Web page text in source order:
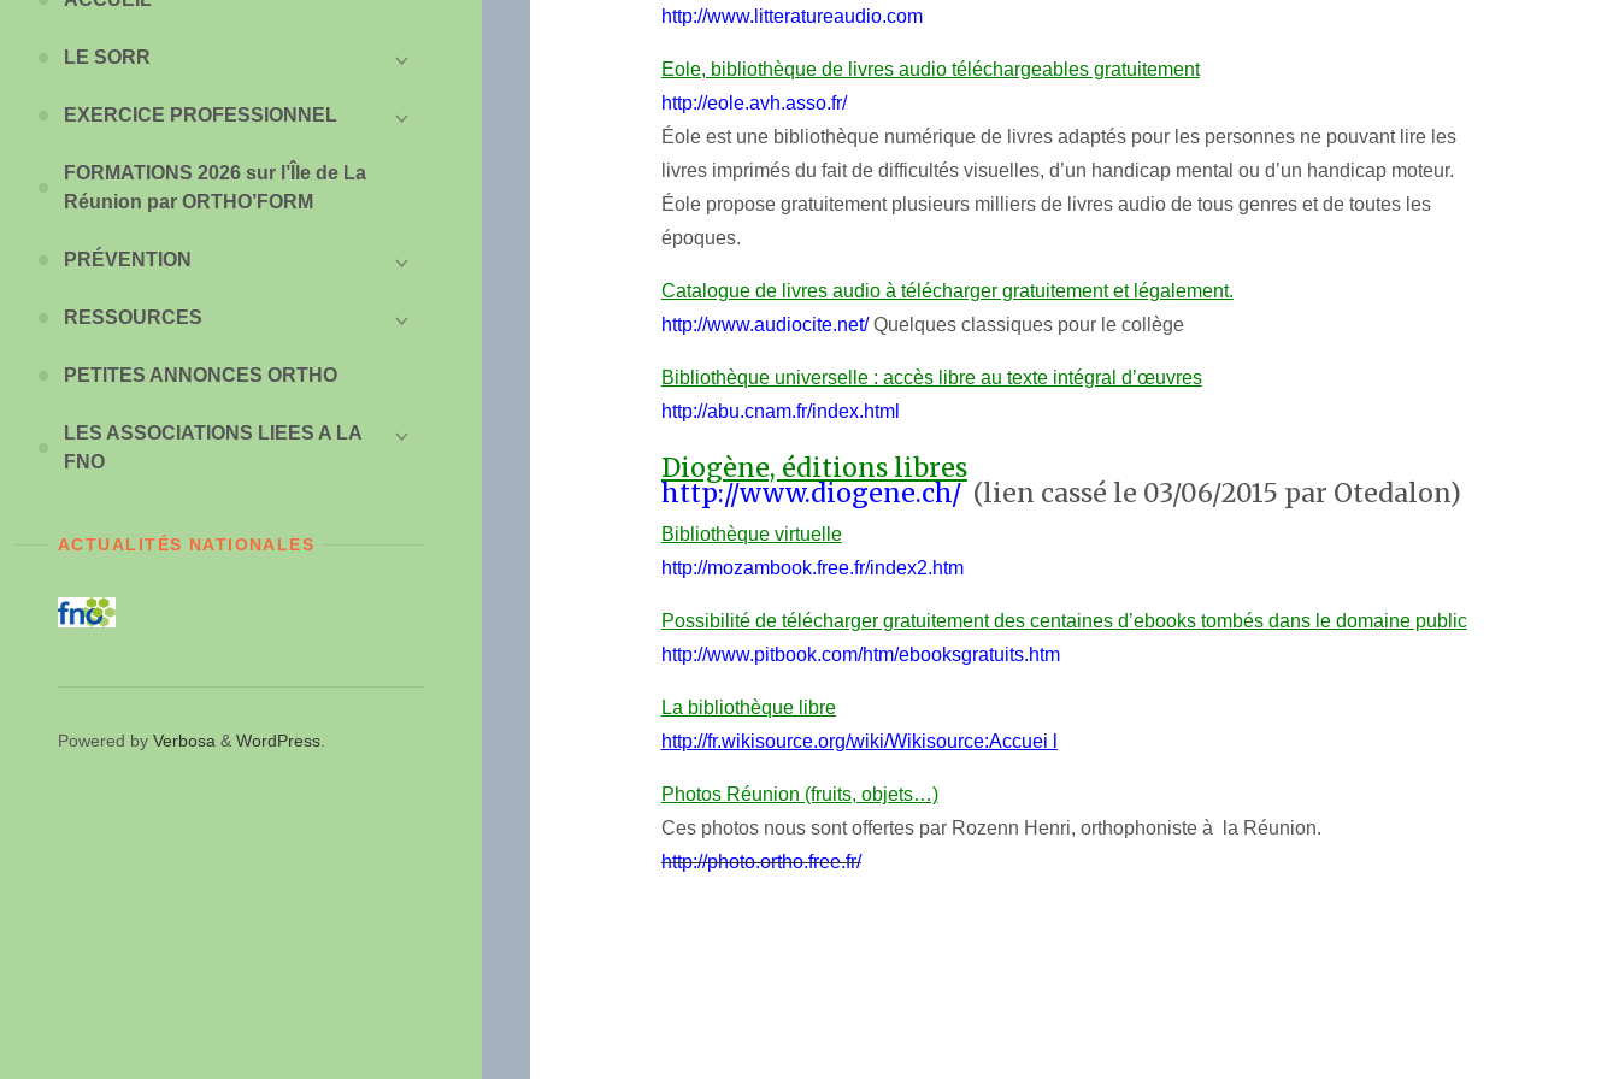
LE SORR
EXERCICE PROFESSIONNEL
FORMATIONS 2026 sur l’Île de La
Réunion par ORTHO’FORM
PRÉVENTION
RESSOURCES
PETITES ANNONCES ORTHO
LES ASSOCIATIONS LIEES A LA
FNO
ACTUALITÉS NATIONALES
Powered by Verbosa & WordPress
http://www.litteratureaudio.com
Eole, bibliothèque de livres audio téléchargeables gratuitement
http://eole.avh.asso.fr/
Éole est une bibliothèque numérique de livres adaptés pour les personnes ne pouvant lire les
livres imprimés du fait de difficultés visuelles, d’un handicap mental ou d’un handicap moteur.
Éole propose gratuitement plusieurs milliers de livres audio de tous genres et de toutes les
époques.
Catalogue de livres audio à télécharger gratuitement et légalement.
http://www.audiocite.net/Quelques classiques pour le collège
Bibliothèque universelle : accès libre au texte intégral d’œuvres
http://abu.cnam.fr/index.html
Diogène, éditions libres
http://www.diogene.ch/(lien cassé le 03/06/2015 par Otedalon)
Bibliothèque virtuelle
http://mozambook.free.fr/index2.htm
Possibilité de télécharger gratuitement des centaines d’ebooks tombés dans le domaine public
http://www.pitbook.com/htm/ebooksgratuits.htm
La bibliothèque libre
http://fr.wikisource.org/wiki/Wikisource:Accuei l
Photos Réunion (fruits, objets…)
Ces photos nous sont offertes par Rozenn Henri, orthophoniste à la Réunion.
http://photo.ortho.free.fr/